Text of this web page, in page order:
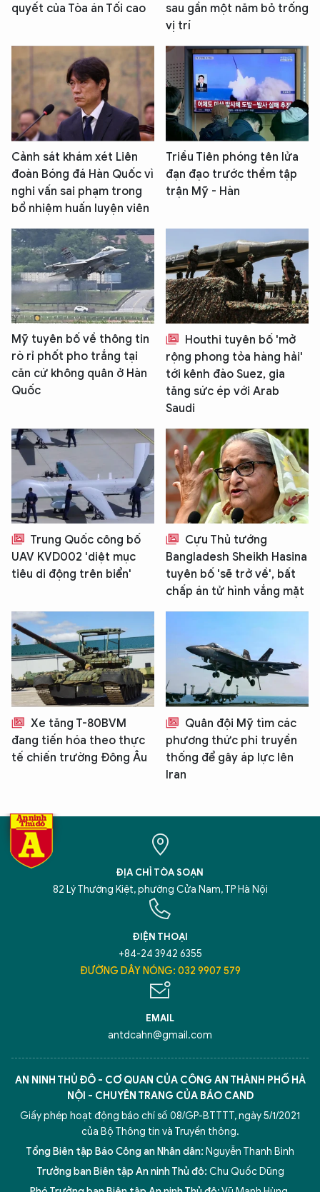
quyết của Tòa án Tối cao
sau gần một năm bỏ trống
vị trí
Cảnh sát khám xét Liên
đoàn Bóng đá Hàn Quốc vì
nghi vấn sai phạm trong
bổ nhiệm huấn luyện viên
Triều Tiên phóng tên lửa
đạn đạo trước thềm tập
trận Mỹ - Hàn
Mỹ tuyên bố về thông tin
rò rỉ phốt pho trắng tại
căn cứ không quân ở Hàn
Quốc
Houthi tuyên bố 'mở
rộng phong tỏa hàng hải'
tới kênh đào Suez, gia
tăng sức ép với Arab
Saudi
Trung Quốc công bố
UAV KVD002 'diệt mục
tiêu di động trên biển'
Cựu Thủ tướng
Bangladesh Sheikh Hasina
tuyên bố 'sẽ trở về', bất
chấp án tử hình vắng mặt
Xe tăng T-80BVM
đang tiến hóa theo thực
tế chiến trường Đông Âu
Quân đội Mỹ tìm các
phương thức phi truyền
thống để gây áp lực lên
Iran
ĐỊA CHỈ TÒA SOẠN
82 Lý Thường Kiệt, phường Cửa Nam, TP Hà Nội
ĐIỆN THOẠI
+84-24 3942 6355
ĐƯỜNG DÂY NÓNG: 032 9907 579
EMAIL
antdcahn@gmail.com
AN NINH THỦ ĐÔ - CƠ QUAN CỦA CÔNG AN THÀNH PHỐ HÀ
NỘI - CHUYÊN TRANG CỦA BÁO CAND
Giấy phép hoạt động báo chí số 08/GP-BTTTT, ngày 5/1/2021
của Bộ Thông tin và Truyền thông.
Tổng Biên tập Báo Công an Nhân dân: Nguyễn Thanh Bình
Trưởng ban Biên tập An ninh Thủ đô: Chu Quốc Dũng